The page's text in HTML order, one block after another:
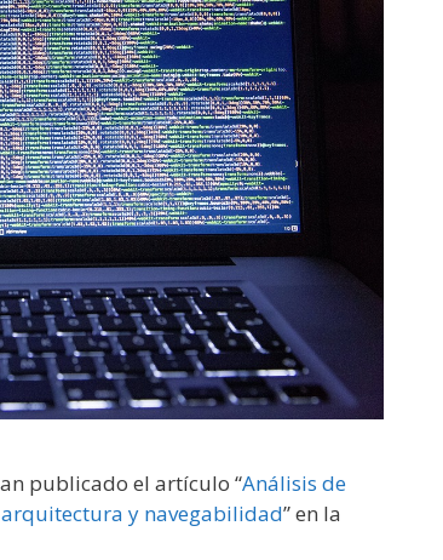
publicado el artículo “Análisis de
y navegabilidad” en la